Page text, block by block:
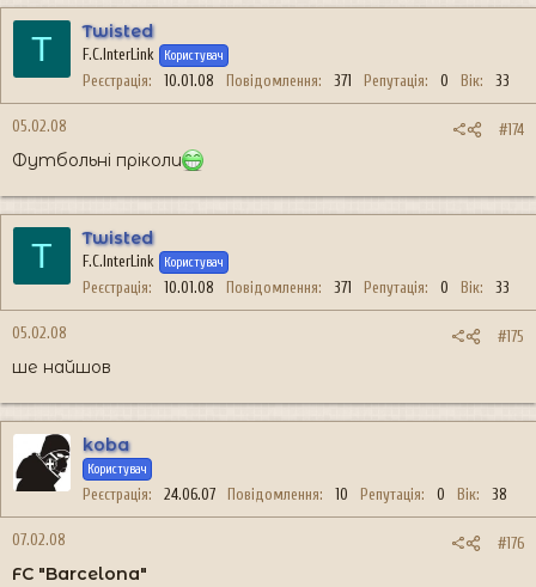
T Twisted
F.C.InterLink Користувач
Реєстрація 10.01.08 Повідомлення 371 Репутація 0 Вік 33
05.02.08 #174
Футбольні пріколи
T Twisted
F.C.InterLink Користувач
Реєстрація 10.01.08 Повідомлення 371 Репутація 0 Вік 33
05.02.08 #175
ше найшов
koba
Користувач
Реєстрація 24.06.07 Повідомлення 10 Репутація 0 Вік 38
07.02.08 #176
FC "Barcelona"